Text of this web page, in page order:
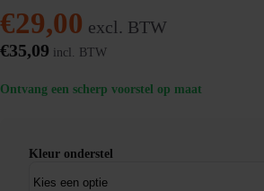
€29,00 excl. BTW
€35,09 incl. BTW
Ontvang een scherp voorstel op maat
Kleur onderstel